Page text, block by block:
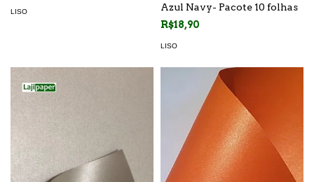
LISO
Azul Navy- Pacote 10 folhas
R$18,90
LISO